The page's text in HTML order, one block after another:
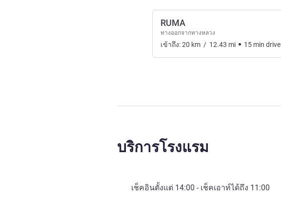
RUMA
ทางออกจากทางหลวง
เข้าถึง:20 km / 12.43 mi 15 min drive
บริการโรงแรม
เช็คอินตั้งแต่ 14:00 - เช็คเอาท์ได้ถึง 11:00